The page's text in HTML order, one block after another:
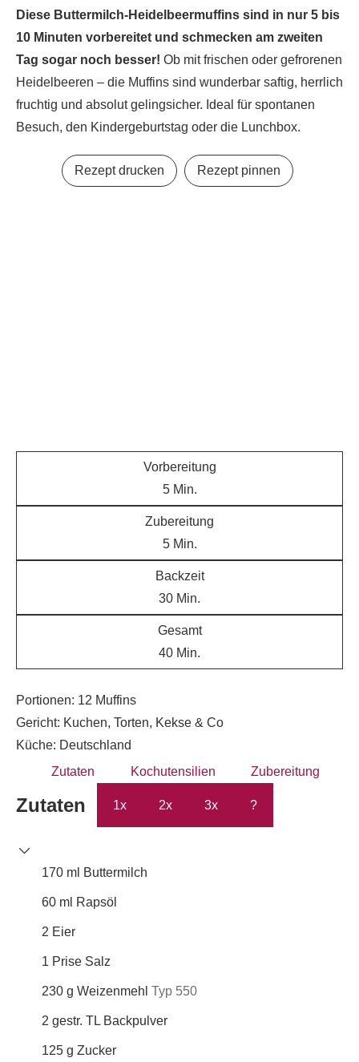
Diese Buttermilch-Heidelbeermuffins sind in nur 5 bis
10 Minuten vorbereitet und schmecken am zweiten
Tag sogar noch besser! Ob mit frischen oder gefrorenen
Heidelbeeren – die Muffins sind wunderbar saftig, herrlich
fruchtig und absolut gelingsicher. Ideal für spontanen
Besuch, den Kindergeburtstag oder die Lunchbox.
Rezept drucken Rezept pinnen
Vorbereitung
5 Min.
Zubereitung
5 Min.
Backzeit
30 Min.
Gesamt
40 Min.
Portionen: 12 Muffins
Gericht: Kuchen, Torten, Kekse & Co
Küche: Deutschland
Zutaten
Kochutensilien Zubereitung
Zutaten 1x 2x 3x ?
170 ml Buttermilch
60 ml Rapsöl
2 Eier
1 Prise Salz
230 g Weizenmehl Typ 550
2 gestr. TL Backpulver
125 g Zucker